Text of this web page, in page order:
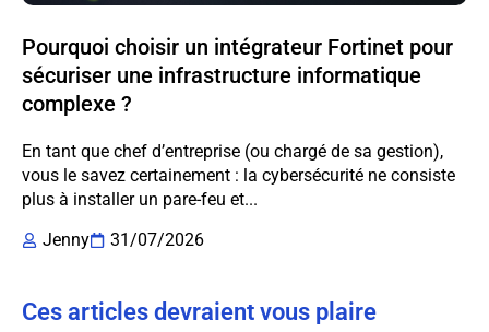
Pourquoi choisir un intégrateur Fortinet pour
sécuriser une infrastructure informatique
complexe ?
En tant que chef d’entreprise (ou chargé de sa gestion),
vous le savez certainement : la cybersécurité ne consiste
plus à installer un pare-feu et...
Jenny
31/07/2026
Ces articles devraient vous plaire